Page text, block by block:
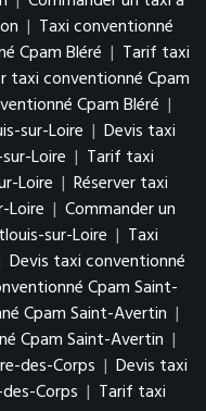
| Taxi conventionné
Cpam Bléré | Tarif taxi
taxi conventionné Cpam
Cpam Bléré |
sur-Loire | Devis taxi
Loire | Tarif taxi
Loire | Réserver taxi
Loire | Commander un
sur-Loire | Taxi
Devis taxi conventionné
Cpam Saint-
Cpam Saint-Avertin |
Cpam Saint-Avertin |
des-Corps | Devis taxi
Corps | Tarif taxi